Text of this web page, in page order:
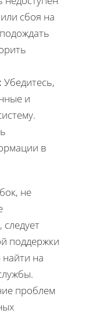
сбоя на
Убедитесь,
и
в
не
поддержки
на
проблем